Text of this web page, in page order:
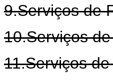
9.Serviços de
10.Serviços
11.Serviços